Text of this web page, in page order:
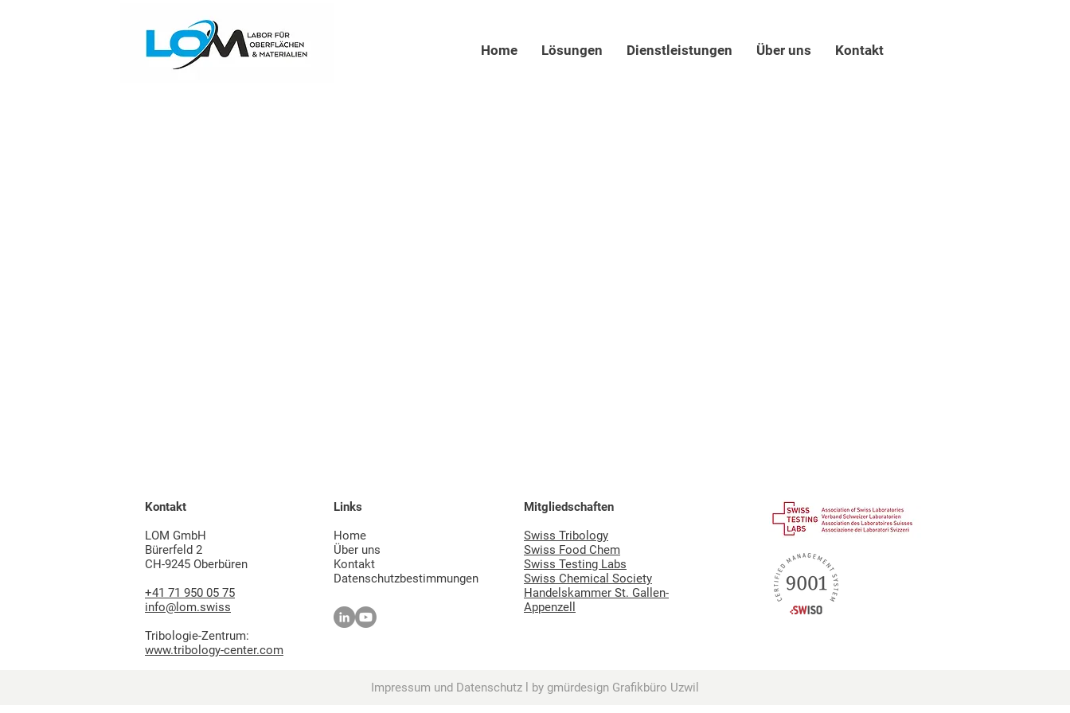
Home Lösungen Dienstleistungen Über uns Kontakt
Kontakt
LOM GmbH
Bürerfeld 2
CH-9245 Oberbüren
+41 71 950 05 75
info@lom.swiss
Tribologie-Zentrum:
www.tribology-center.com
Links
Home
Über uns
Kontakt
Datenschutzbestimmungen
Mitgliedschaften
Swiss Tribology
Swiss Food Chem
Swiss Testing Labs
Swiss Chemical Society
Handelskammer St. Gallen-
Appenzell
Impressum und Datenschutzl by gmürdesign Grafikbüro Uzwil